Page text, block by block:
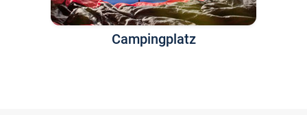
Campingplatz